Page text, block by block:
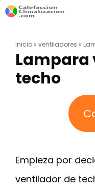
Saltar
contenido
Inicio » ventiladores »
techo
Empieza por
ventilador de